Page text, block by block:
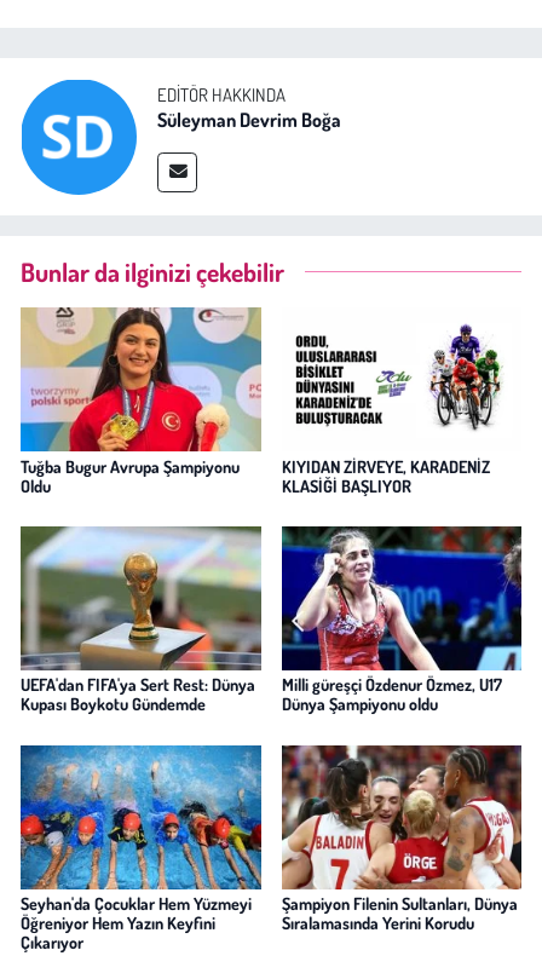
EDITÖR HAKKINDA
Süleyman Devrim Boğa
Bunlar da ilginizi çekebilir
Tuğba Bugur Avrupa Şampiyonu
Oldu
KIYIDAN ZİRVEYE, KARADENİZ
KLASİĞİ BAŞLIYOR
UEFA'dan FIFA'ya Sert Rest: Dünya
Kupası Boykotu Gündemde
Milli güreşçi Özdenur Özmez, U17
Dünya Şampiyonu oldu
Seyhan'da Çocuklar Hem Yüzmeyi
Öğreniyor Hem Yazın Keyfini
Çıkarıyor
Şampiyon Filenin Sultanları, Dünya
Sıralamasında Yerini Korudu